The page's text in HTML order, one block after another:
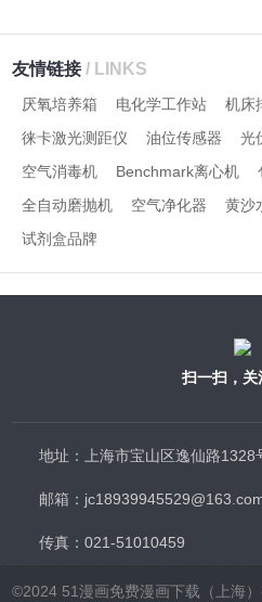
友情链接/ LINKS
厌氧培养箱 电化学工作站 机床
徕卡激光测距仪
油位传感器 光
空气消毒机
Benchmark离心机
全自动磨抛机
空气净化器 黄沙
试剂盒品牌
扫一扫，
地址：上海市宝山区逸仙路
邮箱：
传真：021-51010459
©2024 51漫画免费漫画下载（上海